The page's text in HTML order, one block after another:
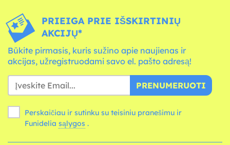
PRIEIGA PRIE IŠSKIRTINIŲ
AKCIJŲ*
Būkite pirmasis, kuris sužino apie naujienas ir
akcijas, užregistruodami savo el. pašto adresą!
PRENUMERUOTI
Perskaičiau ir sutinku su teisiniu pranešimu ir
Funidelia sąlygos .